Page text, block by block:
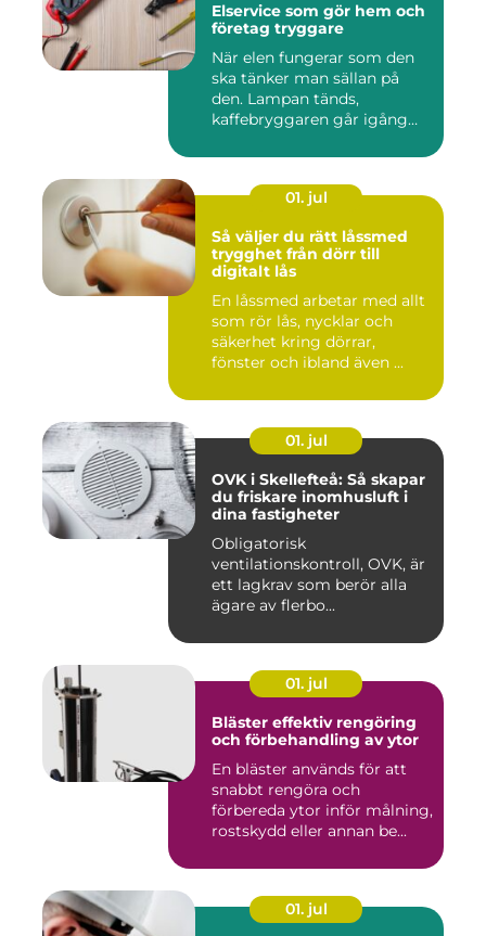
Elservice som gör hem och
företag tryggare
När elen fungerar som den
ska tänker man sällan på
den. Lampan tänds,
kaffebryggaren går igång
01. jul
Så väljer du rätt låssmed
trygghet från dörr till
digitalt lås
En låssmed arbetar med allt
som rör lås, nycklar och
säkerhet kring dörrar,
fönster och ibland även ...
01. jul
OVK i Skellefteå: Så skapar
du friskare inomhusluft i
dina fastigheter
Obligatorisk
ventilationskontroll, OVK, är
ett lagkrav som berör alla
ägare av flerbo...
01. jul
Bläster effektiv rengöring
och förbehandling av ytor
En bläster används för att
snabbt rengöra och
förbereda ytor inför målning,
rostskydd eller annan be...
01. jul